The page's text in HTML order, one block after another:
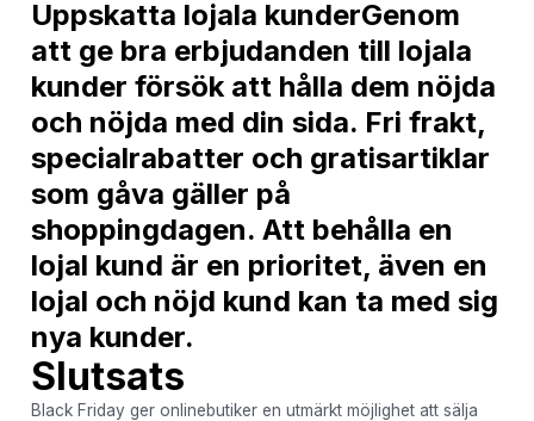
Uppskatta lojala kunderGenom
att ge bra erbjudanden till lojala
kunder försök att hålla dem nöjda
och nöjda med din sida. Fri frakt,
specialrabatter och gratisartiklar
som gåva gäller på
shoppingdagen. Att behålla en
lojal kund är en prioritet, även en
lojal och nöjd kund kan ta med sig
nya kunder.
Slutsats
Black Friday ger onlinebutiker en utmärkt möjlighet att sälja